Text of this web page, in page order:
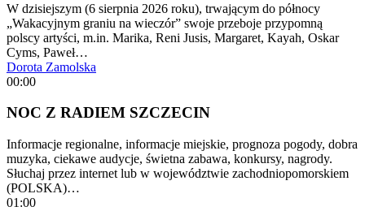
W dzisiejszym (6 sierpnia 2026 roku), trwającym do północy
„Wakacyjnym graniu na wieczór” swoje przeboje przypomną
polscy artyści, m.in. Marika, Reni Jusis, Margaret, Kayah, Oskar
Cyms, Paweł…
Dorota Zamolska
00:00
NOC Z RADIEM SZCZECIN
Informacje regionalne, informacje miejskie, prognoza pogody, dobra
muzyka, ciekawe audycje, świetna zabawa, konkursy, nagrody.
Słuchaj przez internet lub w województwie zachodniopomorskiem
(POLSKA)…
01:00